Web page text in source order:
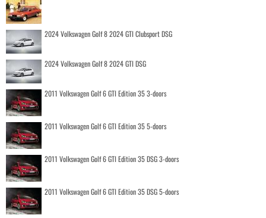
2024 Volkswagen Golf 8 2024 GTI Clubsport DSG
2024 Volkswagen Golf 8 2024 GTI DSG
2011 Volkswagen Golf 6 GTI Edition 35 3-doors
2011 Volkswagen Golf 6 GTI Edition 35 5-doors
2011 Volkswagen Golf 6 GTI Edition 35 DSG 3-doors
2011 Volkswagen Golf 6 GTI Edition 35 DSG 5-doors